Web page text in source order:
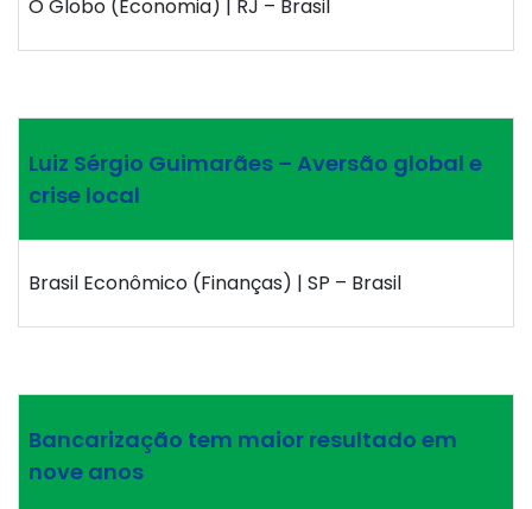
O Globo (Economia) | RJ – Brasil
Luiz Sérgio Guimarães – Aversão global e
crise local
Brasil Econômico (Finanças) | SP – Brasil
Bancarização tem maior resultado em
nove anos